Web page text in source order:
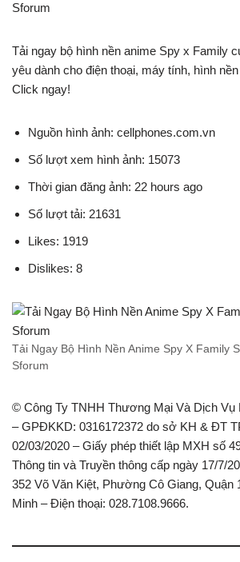
Sforum
Tải ngay bộ hình nền anime Spy x Family
yêu dành cho điện thoại, máy tính, hình
Click ngay!
Nguồn hình ảnh: cellphones.com.vn
Số lượt xem hình ảnh: 15073
Thời gian đăng ảnh: 22 hours ago
Số lượt tải: 21631
Likes: 1919
Dislikes: 8
Tải Ngay Bộ Hình Nền Anime Spy X Family
Sforum
© Công Ty TNHH Thương Mại Và Dịch Vụ
– GPĐKKD: 0316172372 do sở KH & ĐT
02/03/2020 – Giấy phép thiết lập MXH số
Thông tin và Truyền thông cấp ngày 17/7/
352 Võ Văn Kiệt, Phường Cô Giang, Quận
Minh – Điện thoại: 028.7108.9666.